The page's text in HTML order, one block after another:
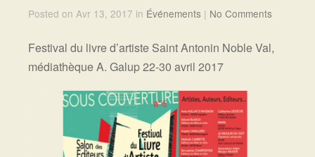
Posted on Avr 13, 2017 in Événements | No Comments
Festival du livre d’artiste Saint Antonin Noble Val,
médiathèque A. Galup 22-30 avril 2017